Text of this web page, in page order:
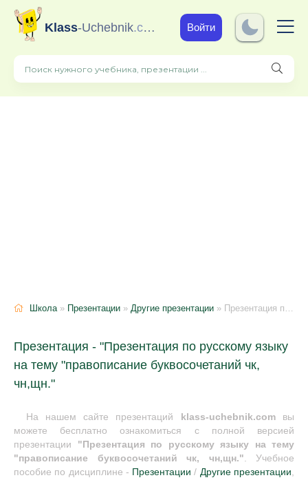
Klass-Uchebnik.com Войти
Школа» Презентации » Другие презентации » Презентация по русскому языку на тему "правописание буквосочетаний чк, чн,щн.
Презентация - "Презентация по русскому языку
на тему "правописание буквосочетаний чк,
чн,щн."
На нашем сайте презентаций klass-uchebnik.comвы
можете бесплатно ознакомиться с полной версией
презентации "Презентация по русскому языку на тему
"правописание буквосочетаний чк, чн,щн.". Учебное
пособие по дисциплине - Презентации / Другие презентации,